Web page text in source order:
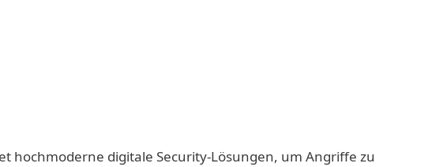
hochmoderne digitale Security-Lösungen, um Angriffe zu